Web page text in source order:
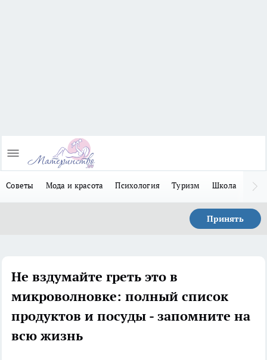
Советы Мода и красота Психология Туризм Школа
Принять
Не вздумайте греть это в
микроволновке: полный список
продуктов и посуды - запомните на
всю жизнь